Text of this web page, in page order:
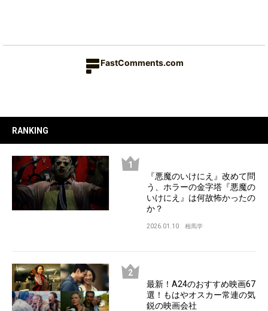
FastComments.com
RANKING
『悪魔のいけにえ』改めて問
う、ホラーの金字塔『悪魔の
いけにえ』は何故怖かったの
か？
2026.01.10 相馬学
最新！A24のおすすめ映画67
選！もはやオスカー常連の気
鋭の映画会社